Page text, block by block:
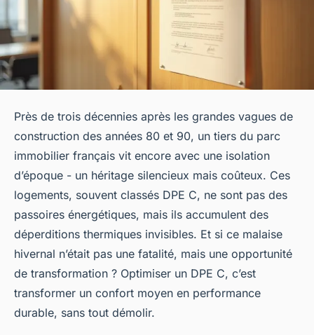
Près de trois décennies après les grandes vagues de
construction des années 80 et 90, un tiers du parc
immobilier français vit encore avec une isolation
d’époque - un héritage silencieux mais coûteux. Ces
logements, souvent classés DPE C, ne sont pas des
passoires énergétiques, mais ils accumulent des
déperditions thermiques invisibles. Et si ce malaise
hivernal n’était pas une fatalité, mais une opportunité
de transformation ? Optimiser un DPE C, c’est
transformer un confort moyen en performance
durable, sans tout démolir.